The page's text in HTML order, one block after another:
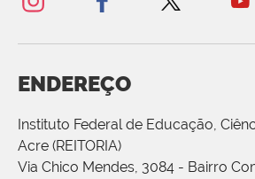
ENDEREÇO
Instituto Federal de Educação,
Acre (REITORIA)
Via Chico Mendes, 3084 - Bairro